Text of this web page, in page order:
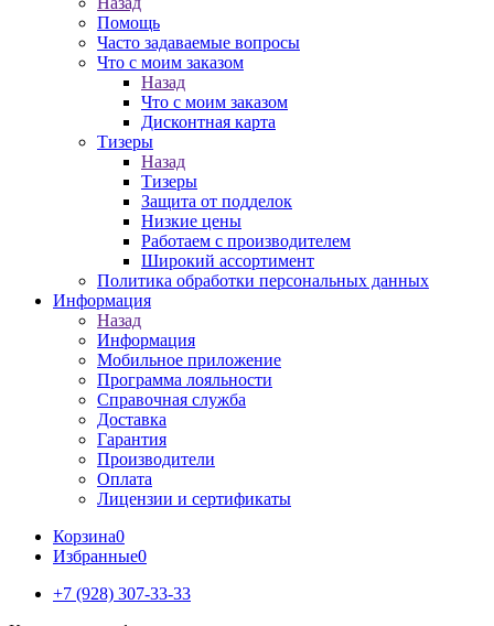
Помощь
Часто задаваемые вопросы
Что с моим заказом
Назад
Что с моим заказом
Дисконтная карта
Тизеры
Назад
Тизеры
Защита от подделок
Низкие цены
Работаем с производителем
Широкий ассортимент
Политика обработки персональных данных
Информация
Назад
Информация
Мобильное приложение
Программа лояльности
Справочная служба
Доставка
Гарантия
Производители
Оплата
Лицензии и сертификаты
Корзина0
Избранные0
+7 (928) 307-33-33